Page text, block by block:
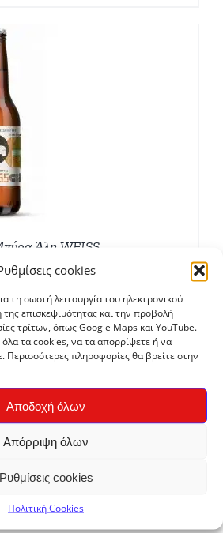
cookies
τη σωστή λειτουργία του ηλεκτρονικού
επισκεψιμότητας και την προβολή
τρίτων, όπως Google Maps και YouTube.
τα cookies, να τα απορρίψετε ή να
Περισσότερες πληροφορίες θα βρείτε στην
Αποδοχή όλων
Απόρριψη όλων
Ρυθμίσεις cookies
Πολιτική Cookies
Άλη WEISS
€2,80